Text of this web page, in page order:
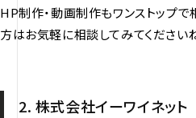
HP制作・動画制作もワンストップで
方はお気軽に相談してみてください
2. 株式会社イーワイネット